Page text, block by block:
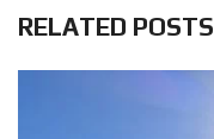
RELATED POSTS